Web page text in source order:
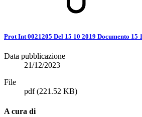
Prot Int 0021205 Del 15 10 2019 Documento 15
Data pubblicazione
21/12/2023
File
pdf(221.52 KB)
A cura di